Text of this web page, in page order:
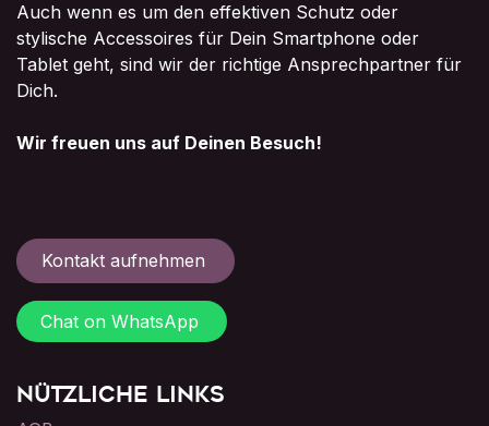
Auch wenn es um den effektiven Schutz oder
stylische Accessoires für Dein Smartphone oder
Tablet geht, sind wir der richtige Ansprechpartner für
Dich.
Wir freuen uns auf Deinen Besuch!
Kontakt aufnehmen
Chat on WhatsApp
Nützliche Links